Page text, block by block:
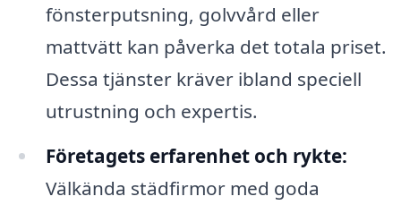
fönsterputsning, golvvård eller
mattvätt kan påverka det totala priset.
Dessa tjänster kräver ibland speciell
utrustning och expertis.
Företagets erfarenhet och rykte:
Välkända städfirmor med goda